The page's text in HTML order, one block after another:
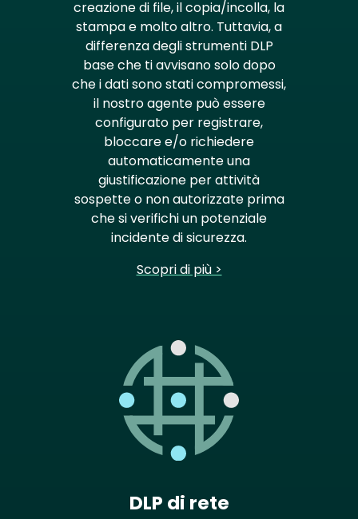
creazione di file, il copia/incolla, la
stampa e molto altro. Tuttavia, a
differenza degli strumenti DLP
base che ti avvisano solo dopo
che i dati sono stati compromessi,
il nostro agente può essere
configurato per registrare,
bloccare e/o richiedere
automaticamente una
giustificazione per attività
sospette o non autorizzate prima
che si verifichi un potenziale
incidente di sicurezza.
Scopri di più >
DLP di rete